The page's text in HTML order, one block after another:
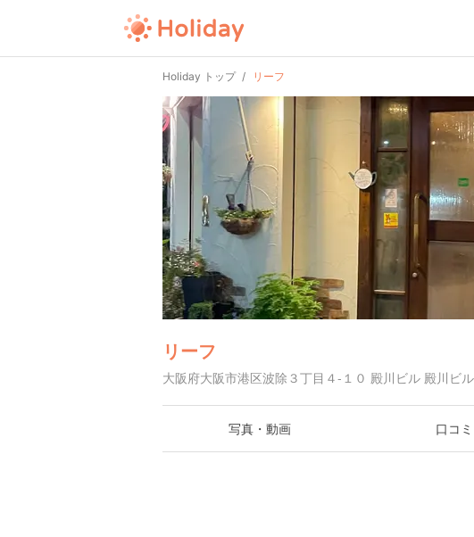
Holiday トップ リーフ
リーフ
大阪府大阪市港区波除３丁目４-１０ 殿川ビル 殿川ビ
写真・動画 口コミ